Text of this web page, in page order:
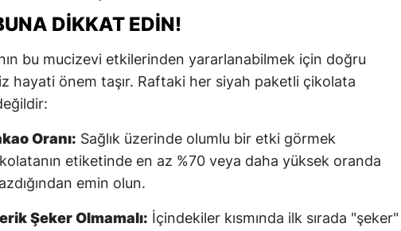
Yalova
DIKKAT EDIN!
bu mucizevi etkilerinden yararlanabilmek için doğru
hayati önem taşır. Raftaki her siyah paketli çikolata
Oranı: Sağlık üzerinde olumlu bir etki görmek
etiketinde en az %70 veya daha yüksek oranda
emin olun.
Şeker Olmamalı: İçindekiler kısmında ilk sırada "şeker"